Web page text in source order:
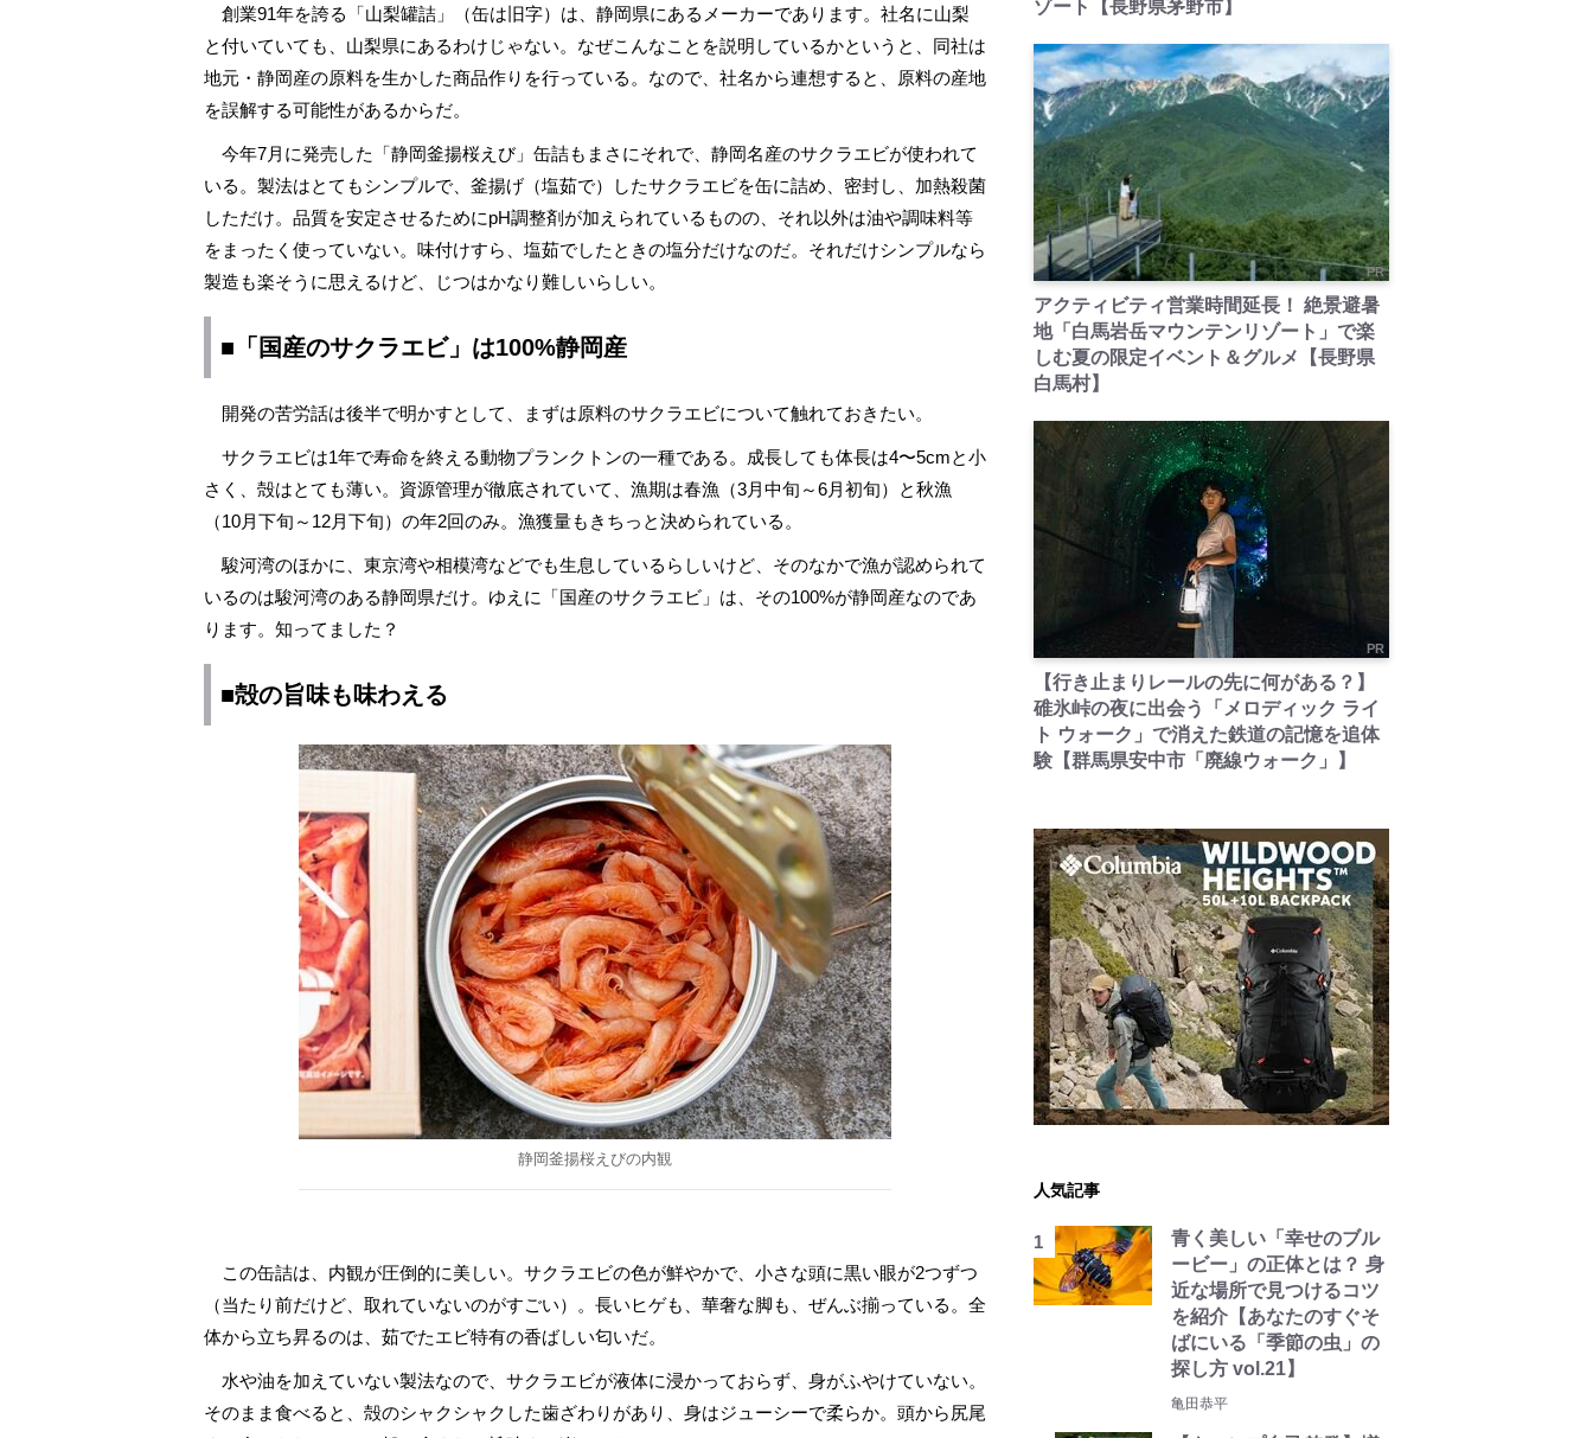
創業91年を誇る「山梨罐詰」（缶は旧字）は、静岡県にあるメーカーであります。社名に山梨
と付いていても、山梨県にあるわけじゃない。なぜこんなことを説明しているかというと、同社は
地元・静岡産の原料を生かした商品作りを行っている。なので、社名から連想すると、原料の産地
を誤解する可能性があるからだ。
今年7月に発売した「静岡釜揚桜えび」缶詰もまさにそれで、静岡名産のサクラエビが使われて
いる。製法はとてもシンプルで、釜揚げ（塩茹で）したサクラエビを缶に詰め、密封し、加熱殺菌
しただけ。品質を安定させるためにpH調整剤が加えられているものの、それ以外は油や調味料等
をまったく使っていない。味付けすら、塩茹でしたときの塩分だけなのだ。それだけシンプルなら
製造も楽そうに思えるけど、じつはかなり難しいらしい。
■「国産のサクラエビ」は100%静岡産
開発の苦労話は後半で明かすとして、まずは原料のサクラエビについて触れておきたい。
サクラエビは1年で寿命を終える動物プランクトンの一種である。成長しても体長は4〜5cmと小
さく、殻はとても薄い。資源管理が徹底されていて、漁期は春漁（3月中旬～6月初旬）と秋漁
（10月下旬～12月下旬）の年2回のみ。漁獲量もきちっと決められている。
駿河湾のほかに、東京湾や相模湾などでも生息しているらしいけど、そのなかで漁が認められて
いるのは駿河湾のある静岡県だけ。ゆえに「国産のサクラエビ」は、その100%が静岡産なのであ
ります。知ってました？
■殻の旨味も味わえる
静岡釜揚桜えびの内観
この缶詰は、内観が圧倒的に美しい。サクラエビの色が鮮やかで、小さな頭に黒い眼が2つずつ
（当たり前だけど、取れていないのがすごい）。長いヒゲも、華奢な脚も、ぜんぶ揃っている。全
体から立ち昇るのは、茹でたエビ特有の香ばしい匂いだ。
水や油を加えていない製法なので、サクラエビが液体に浸かっておらず、身がふやけていない。
そのまま食べると、殻のシャクシャクした歯ざわりがあり、身はジューシーで柔らか。頭から尻尾
ゾート【長野県茅野市】
PR
アクティビティ営業時間延長！ 絶景避暑
地「白馬岩岳マウンテンリゾート」で楽
しむ夏の限定イベント＆グルメ【長野県
白馬村】
PR
【行き止まりレールの先に何がある？】
碓氷峠の夜に出会う「メロディック ライ
ト ウォーク」で消えた鉄道の記憶を追体
験【群馬県安中市「廃線ウォーク」】
人気記事
青く美しい「幸せのブル
ービー」の正体とは？ 身
近な場所で見つけるコツ
を紹介【あなたのすぐそ
ばにいる「季節の虫」の
探し方 vol.21】
亀田恭平